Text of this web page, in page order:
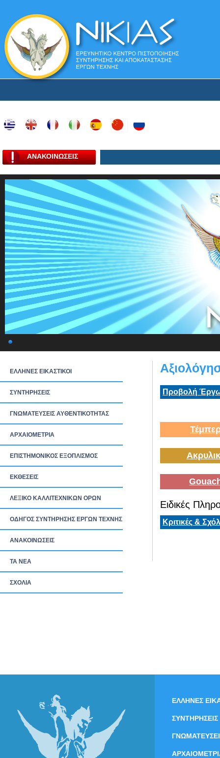
ΑΝΑΚΟΙΝΩΣΕΙΣ
ΕΛΛΗΝΕΣ ΕΙΚΑΣΤΙΚΟΙ
ΣΥΝΤΗΡΗΣΕΙΣ
ΓΝΩΜΑΤΕΥΣΕΙΣ ΑΥΘΕΝΤΙΚΟΤΗΤΑΣ
ΑΡΧΑΙΟΜΕΤΡΙΑ
ΕΠΙΣΤΗΜΟΝΙΚΟΣ ΕΞΟΠΛΙΣΜΟΣ
ΕΚΘΕΣΕΙΣ
ΛΕΞΙΚΟ ΚΑΛΛΙΤΕΧΝΙΚΩΝ ΟΡΩΝ
ΟΔΗΓΟΣ ΣΥΝΤΗΡΗΣΗΣ ΕΡΓΩΝ ΤΕΧΝΗΣ
ΑΝΑΚΟΙΝΩΣΕΙΣ
ΤΑ ΝEΑ
ΣΧΟΛΙΑ
Προβολή
Ειδικές
Κριτικές &
ΕΛΛΗΝΕΣ
ΣΥΝΤΗΡΗΣΕΙΣ